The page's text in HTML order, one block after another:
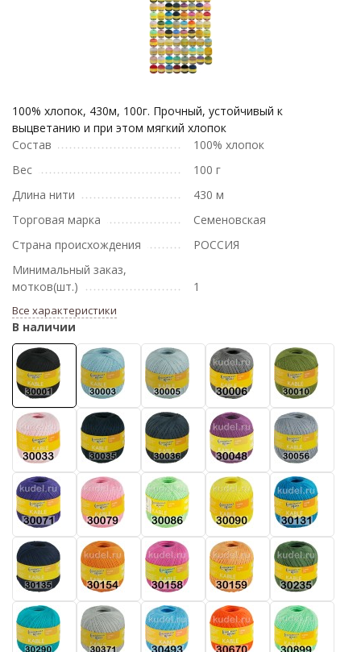
100% хлопок, 430м, 100г. Прочный, устойчивый к
выцветанию и при этом мягкий хлопок
Состав
100% хлопок
Вес
100 г
Длина нити
430 м
Торговая марка
Семеновская
Страна происхождения
РОССИЯ
Минимальный заказ,
мотков(шт.)
1
Все характеристики
В наличии